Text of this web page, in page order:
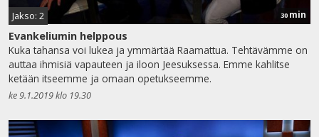
Jakso: 2 30 min
Evankeliumin helppous
Kuka tahansa voi lukea ja ymmärtää Raamattua. Tehtävämme on
auttaa ihmisiä vapauteen ja iloon Jeesuksessa. Emme kahlitse
ketään itseemme ja omaan opetukseemme.
ke 9.1.2019 klo 19.30